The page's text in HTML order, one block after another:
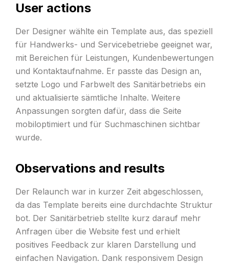
User actions
Der Designer wählte ein Template aus, das speziell
für Handwerks- und Servicebetriebe geeignet war,
mit Bereichen für Leistungen, Kundenbewertungen
und Kontaktaufnahme. Er passte das Design an,
setzte Logo und Farbwelt des Sanitärbetriebs ein
und aktualisierte sämtliche Inhalte. Weitere
Anpassungen sorgten dafür, dass die Seite
mobiloptimiert und für Suchmaschinen sichtbar
wurde.
Observations and results
Der Relaunch war in kurzer Zeit abgeschlossen,
da das Template bereits eine durchdachte Struktur
bot. Der Sanitärbetrieb stellte kurz darauf mehr
Anfragen über die Website fest und erhielt
positives Feedback zur klaren Darstellung und
einfachen Navigation. Dank responsivem Design